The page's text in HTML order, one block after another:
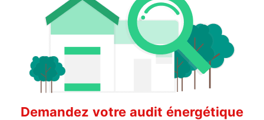
Demandez votre audit énergétique